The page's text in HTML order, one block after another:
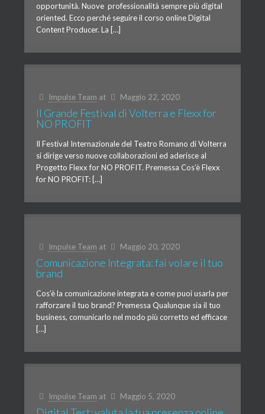
opportunità. Nuove professionalità sempre più digital
oriented. Ecco perché seguire il corso online Digital
Content Producer. La […]
Impulse Team at Maggio 22, 2020
Il Grande Festival di Volterra e Flexx for
NO PROFIT
Il Festival Internazionale del Teatro Romano di Volterra
si dirige verso nuove collaborazioni ed aderisce al
Progetto Flexx for NO PROFIT. Premessa Cos’è Flexx
for NO PROFIT: […]
Impulse Team at Maggio 20, 2020
Comunicazione Integrata: fai volare il tuo
brand
Cos’è la comunicazione integrata e come puoi usarla per
rafforzare il tuo brand? Premessa Qualunque sia il tuo
business, comunicarlo nel modo più corretto ed efficace
[…]
Impulse Team at Maggio 5, 2020